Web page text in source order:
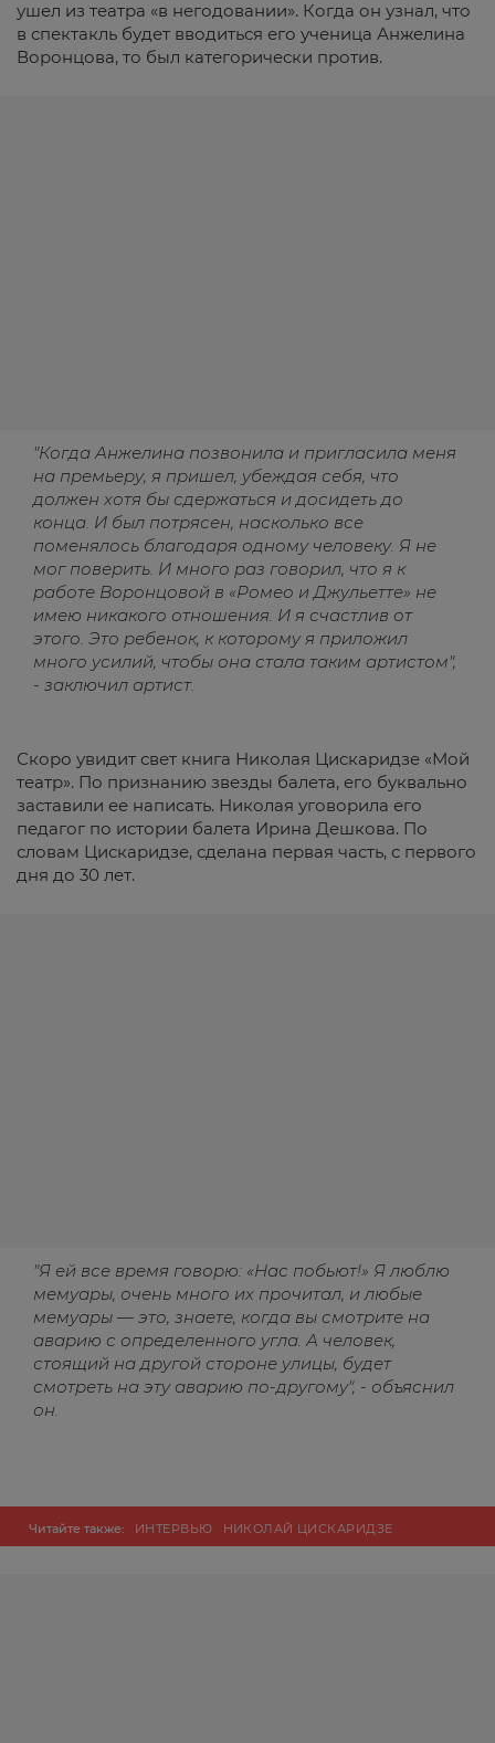
ушел из театра «в негодовании». Когда он узнал, что
в спектакль будет вводиться его ученица Анжелина
Воронцова, то был категорически против.
"Когда Анжелина позвонила и пригласила меня
на премьеру, я пришел, убеждая себя, что
должен хотя бы сдержаться и досидеть до
конца. И был потрясен, насколько все
поменялось благодаря одному человеку. Я не
мог поверить. И много раз говорил, что я к
работе Воронцовой в «Ромео и Джульетте» не
имею никакого отношения. И я счастлив от
этого. Это ребенок, к которому я приложил
много усилий, чтобы она стала таким артистом",
- заключил артист.
Скоро увидит свет книга Николая Цискаридзе «Мой
театр». По признанию звезды балета, его буквально
заставили ее написать. Николая уговорила его
педагог по истории балета Ирина Дешкова. По
словам Цискаридзе, сделана первая часть, с первого
дня до 30 лет.
"Я ей все время говорю: «Нас побьют!» Я люблю
мемуары, очень много их прочитал, и любые
мемуары — это, знаете, когда вы смотрите на
аварию с определенного угла. А человек,
стоящий на другой стороне улицы, будет
смотреть на эту аварию по-другому", - объяснил
он.
Читайте также: ИНТЕРВЬЮ НИКОЛАЙ ЦИСКАРИДЗЕ